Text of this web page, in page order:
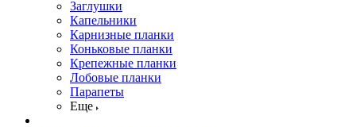
Заглушки
Капельники
Карнизные планки
Коньковые планки
Крепежные планки
Лобовые планки
Парапеты
Еще